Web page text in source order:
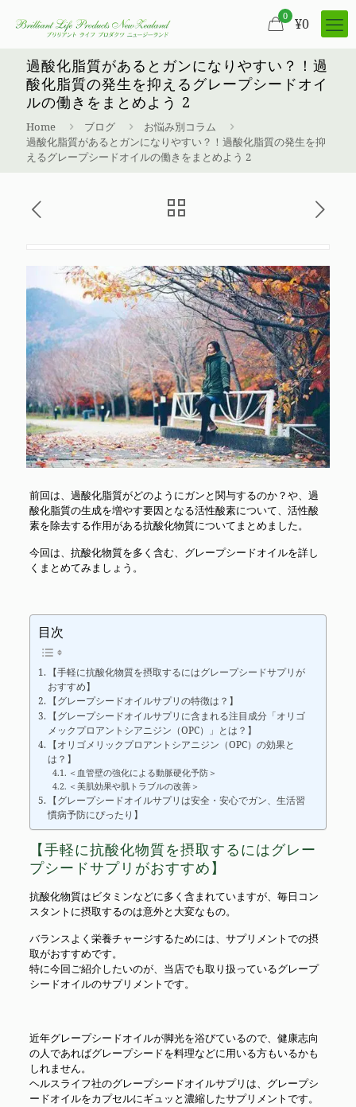
0 ¥0
過酸化脂質があるとガンになりやすい？！過
酸化脂質の発生を抑えるグレープシードオイ
ルの働きをまとめよう 2
Home ブログ
お悩み別コラム
過酸化脂質があるとガンになりやすい？！過酸化脂質の発生を抑
えるグレープシードオイルの働きをまとめよう 2
前回は、過酸化脂質がどのようにガンと関与するのか？や、過
酸化脂質の生成を増やす要因となる活性酸素について、活性酸
素を除去する作用がある抗酸化物質についてまとめました。
今回は、抗酸化物質を多く含む、グレープシードオイルを詳し
くまとめてみましょう。
目次
【手軽に抗酸化物質を摂取するにはグレープシードサプリが
おすすめ】
【グレープシードオイルサプリの特徴は？】
【グレープシードオイルサプリに含まれる注目成分「オリゴ
メックプロアントシアニジン（OPC）」とは？】
【オリゴメリックプロアントシアニジン（OPC）の効果と
は？】
＜血管壁の強化による動脈硬化予防＞
＜美肌効果や肌トラブルの改善＞
【グレープシードオイルサプリは安全・安心でガン、生活習
慣病予防にぴったり】
【手軽に抗酸化物質を摂取するにはグレー
プシードサプリがおすすめ】
抗酸化物質はビタミンなどに多く含まれていますが、毎日コン
スタントに摂取するのは意外と大変なもの。
バランスよく栄養チャージするためには、サプリメントでの摂
取がおすすめです。
特に今回ご紹介したいのが、当店でも取り扱っているグレープ
シードオイルのサプリメントです。
近年グレープシードオイルが脚光を浴びているので、健康志向
の人であればグレープシードを料理などに用いる方もいるかも
しれません。
ヘルスライフ社のグレープシードオイルサプリは、グレープシ
ードオイルをカプセルにギュッと濃縮したサプリメントです。